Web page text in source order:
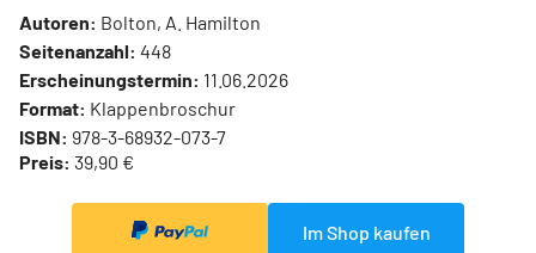
Autoren: Bolton, A. Hamilton
Seitenanzahl: 448
Erscheinungstermin: 11.06.2026
Format: Klappenbroschur
ISBN: 978-3-68932-073-7
Preis: 39,90 €
Im Shop kaufen